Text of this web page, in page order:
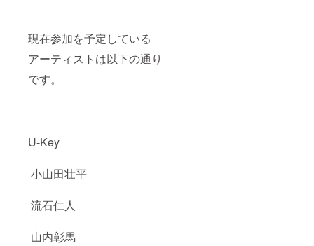
現在参加を予定している
アーティストは以下の通り
です。
U-Key
小山田壮平
流石仁人
山内彰馬